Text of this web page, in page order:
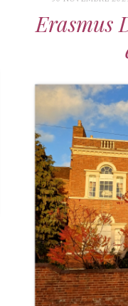
Erasmus